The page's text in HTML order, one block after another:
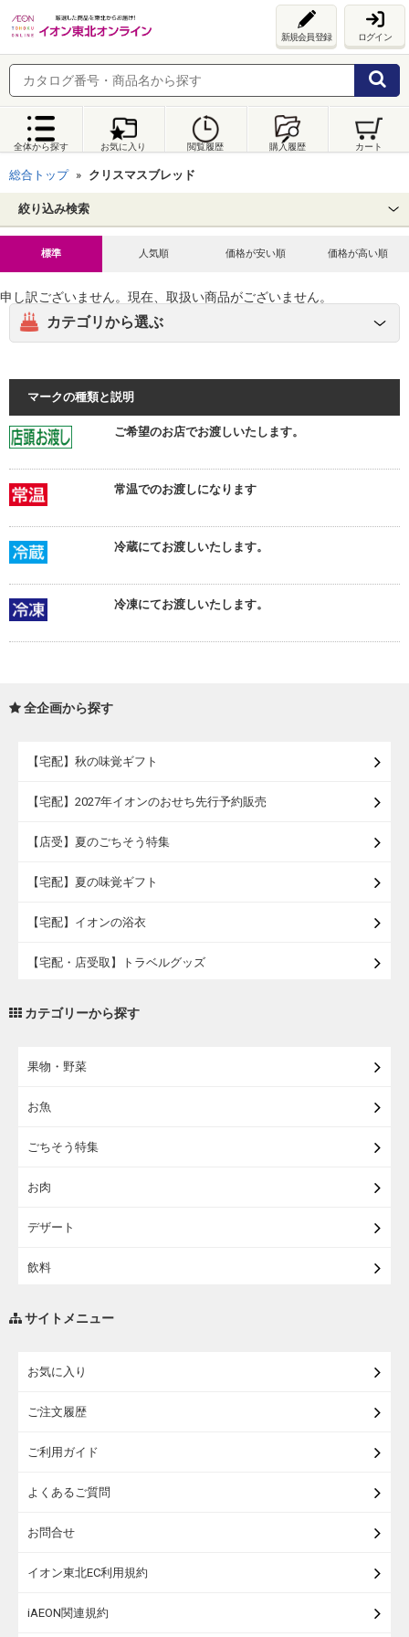
新規会員登録 ログイン
全体から探す お気に入り 閲覧履歴 購入履歴 カート
総合トップ クリスマスブレッド
絞り込み検索
標準 人気順 価格が安い順 価格が高い順
申し訳ございません。現在、取扱い商品がございません。
カテゴリから選ぶ
マークの種類と説明
ご希望のお店でお渡しいたします。
常温でのお渡しになります
冷蔵にてお渡しいたします。
冷凍にてお渡しいたします。
全企画から探す
【宅配】秋の味覚ギフト
【宅配】2027年イオンのおせち先行予約販売
【店受】夏のごちそう特集
【宅配】夏の味覚ギフト
【宅配】イオンの浴衣
【宅配・店受取】トラベルグッズ
カテゴリーから探す
果物・野菜
お魚
ごちそう特集
お肉
デザート
飲料
サイトメニュー
お気に入り
ご注文履歴
ご利用ガイド
よくあるご質問
お問合せ
イオン東北EC利用規約
iAEON関連規約